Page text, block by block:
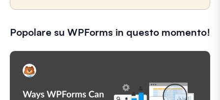
Popolare su WPForms in questo momento!